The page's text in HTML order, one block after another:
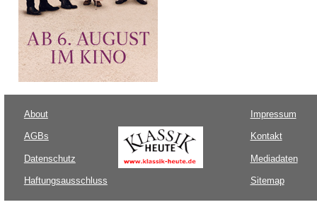
About
AGBs
Datenschutz
Haftungsausschluss
Impressum
Kontakt
Mediadaten
Sitemap